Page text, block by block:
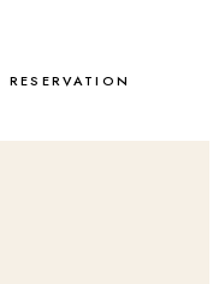
RESERVATION